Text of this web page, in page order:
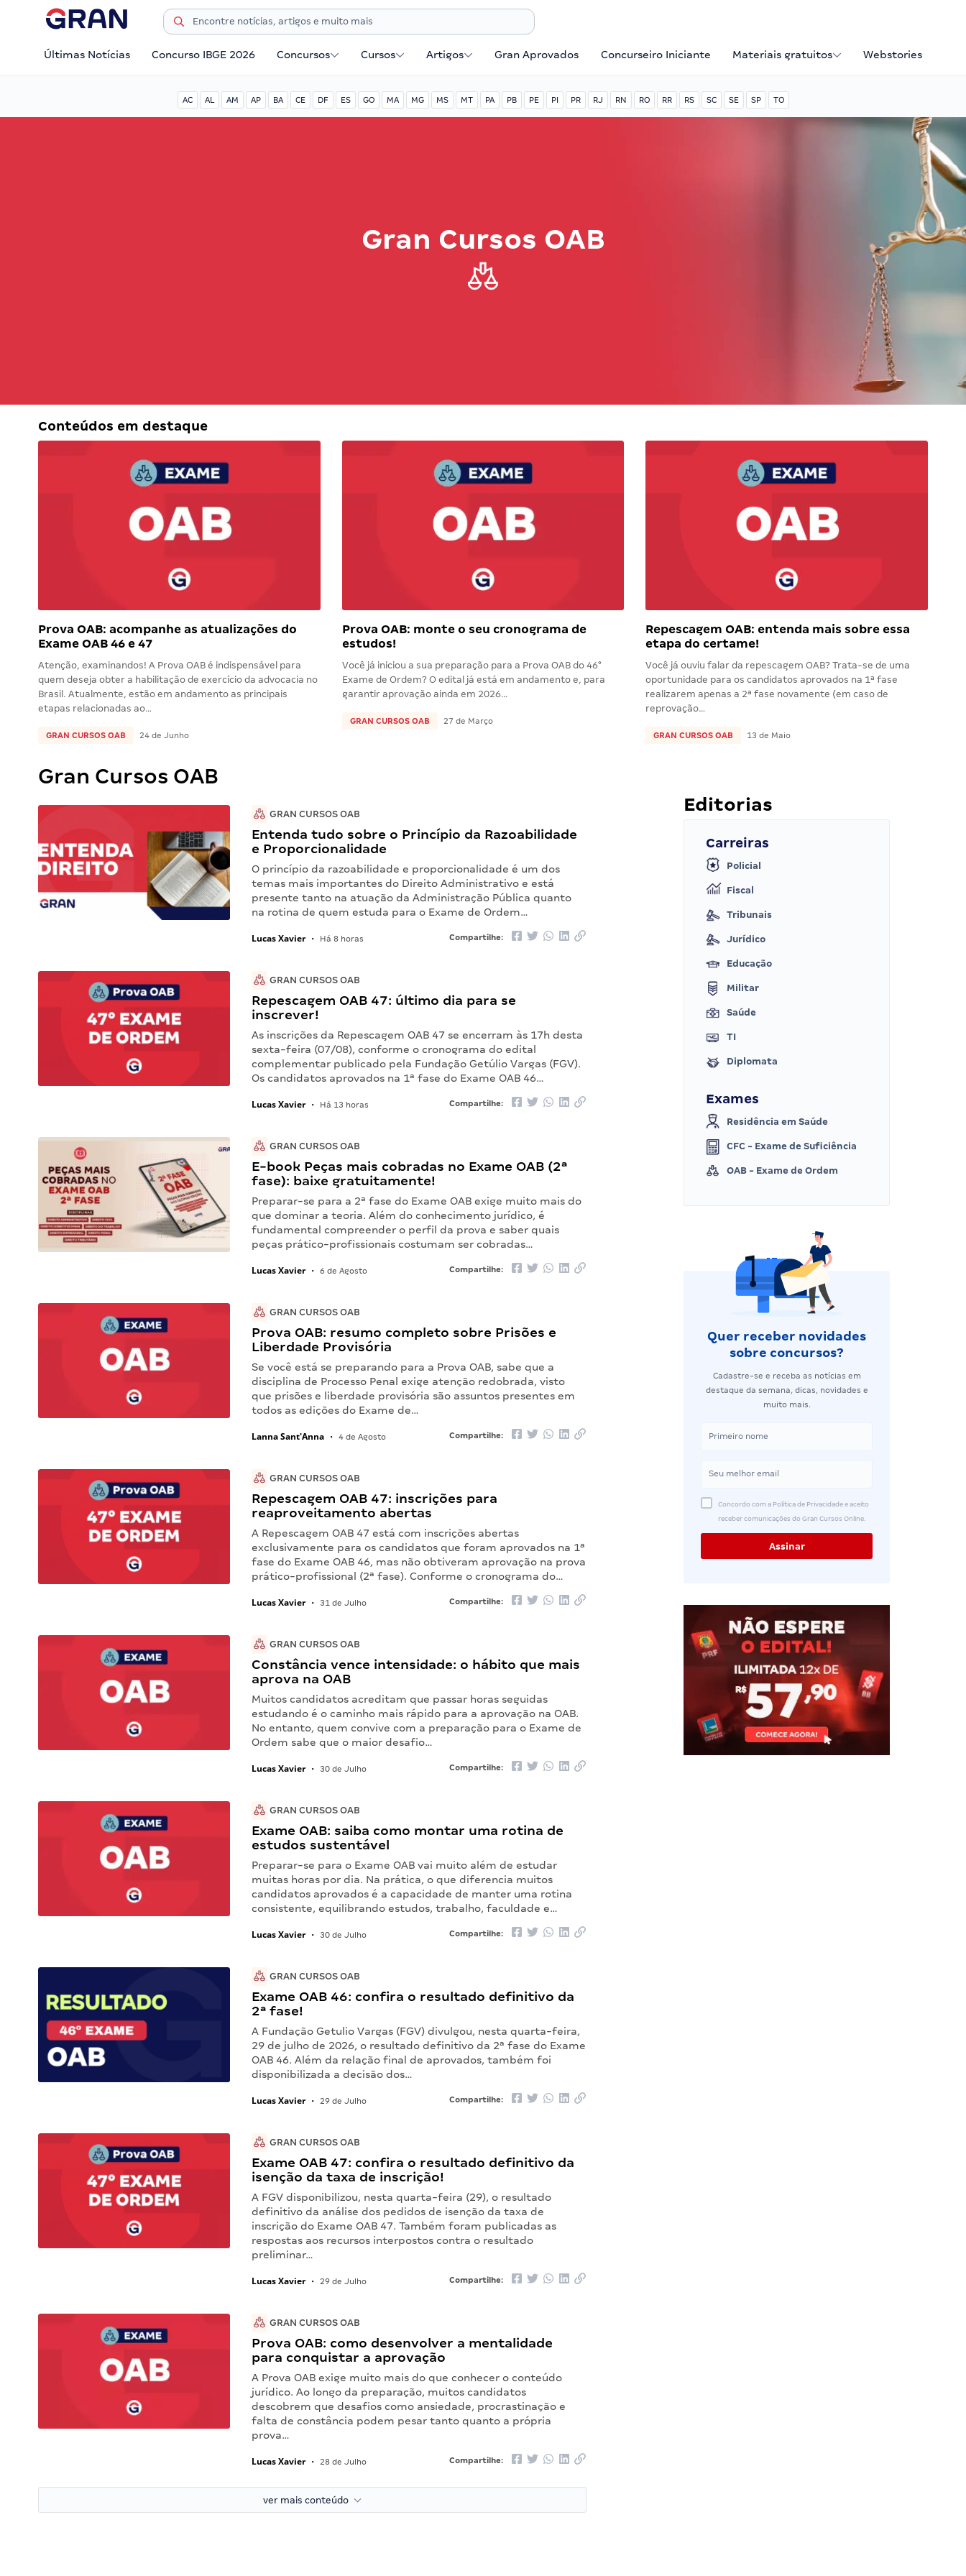
Últimas Notícias Concurso IBGE 2026 Concursos Cursos Artigos Gran Aprovados Concurseiro Iniciante Materiais gratuitos Webstories
AC AL AM AP BA CE DF ES GO MA MG MS MT PA PB PE PI PR RJ RN RO RR RS SC SE SP TO
Gran Cursos OAB
Conteúdos em destaque
Prova OAB: acompanhe as atualizações do
Exame OAB 46 e 47
Atenção, examinandos! A Prova OAB é indispensável para
quem deseja obter a habilitação de exercício da advocacia no
Brasil. Atualmente, estão em andamento as principais
etapas relacionadas ao…
GRAN CURSOS OAB 24 de Junho
Prova OAB: monte o seu cronograma de
estudos!
Você já iniciou a sua preparação para a Prova OAB do 46°
Exame de Ordem? O edital já está em andamento e, para
garantir aprovação ainda em 2026…
GRAN CURSOS OAB 27 de Março
Repescagem OAB: entenda mais sobre essa
etapa do certame!
Você já ouviu falar da repescagem OAB? Trata-se de uma
oportunidade para os candidatos aprovados na 1ª fase
realizarem apenas a 2ª fase novamente (em caso de
reprovação…
GRAN CURSOS OAB 13 de Maio
Gran Cursos OAB
GRAN CURSOS OAB
Entenda tudo sobre o Princípio da Razoabilidade
e Proporcionalidade
O princípio da razoabilidade e proporcionalidade é um dos
temas mais importantes do Direito Administrativo e está
presente tanto na atuação da Administração Pública quanto
na rotina de quem estuda para o Exame de Ordem…
Lucas Xavier • Há 8 horas Compartilhe:
GRAN CURSOS OAB
Repescagem OAB 47: último dia para se
inscrever!
As inscrições da Repescagem OAB 47 se encerram às 17h desta
sexta-feira (07/08), conforme o cronograma do edital
complementar publicado pela Fundação Getúlio Vargas (FGV).
Os candidatos aprovados na 1ª fase do Exame OAB 46…
Lucas Xavier • Há 13 horas Compartilhe:
GRAN CURSOS OAB
E-book Peças mais cobradas no Exame OAB (2ª
fase): baixe gratuitamente!
Preparar-se para a 2ª fase do Exame OAB exige muito mais do
que dominar a teoria. Além do conhecimento jurídico, é
fundamental compreender o perfil da prova e saber quais
peças prático-profissionais costumam ser cobradas…
Lucas Xavier • 6 de Agosto Compartilhe:
GRAN CURSOS OAB
Prova OAB: resumo completo sobre Prisões e
Liberdade Provisória
Se você está se preparando para a Prova OAB, sabe que a
disciplina de Processo Penal exige atenção redobrada, visto
que prisões e liberdade provisória são assuntos presentes em
todos as edições do Exame de…
Lanna Sant'Anna • 4 de Agosto Compartilhe:
GRAN CURSOS OAB
Repescagem OAB 47: inscrições para
reaproveitamento abertas
A Repescagem OAB 47 está com inscrições abertas
exclusivamente para os candidatos que foram aprovados na 1ª
fase do Exame OAB 46, mas não obtiveram aprovação na prova
prático-profissional (2ª fase). Conforme o cronograma do…
Lucas Xavier • 31 de Julho Compartilhe:
GRAN CURSOS OAB
Constância vence intensidade: o hábito que mais
aprova na OAB
Muitos candidatos acreditam que passar horas seguidas
estudando é o caminho mais rápido para a aprovação na OAB.
No entanto, quem convive com a preparação para o Exame de
Ordem sabe que o maior desafio…
Lucas Xavier • 30 de Julho Compartilhe:
GRAN CURSOS OAB
Exame OAB: saiba como montar uma rotina de
estudos sustentável
Preparar-se para o Exame OAB vai muito além de estudar
muitas horas por dia. Na prática, o que diferencia muitos
candidatos aprovados é a capacidade de manter uma rotina
consistente, equilibrando estudos, trabalho, faculdade e…
Lucas Xavier • 30 de Julho Compartilhe:
GRAN CURSOS OAB
Exame OAB 46: confira o resultado definitivo da
2ª fase!
A Fundação Getulio Vargas (FGV) divulgou, nesta quarta-feira,
29 de julho de 2026, o resultado definitivo da 2ª fase do Exame
OAB 46. Além da relação final de aprovados, também foi
disponibilizada a decisão dos…
Lucas Xavier • 29 de Julho Compartilhe:
GRAN CURSOS OAB
Exame OAB 47: confira o resultado definitivo da
isenção da taxa de inscrição!
A FGV disponibilizou, nesta quarta-feira (29), o resultado
definitivo da análise dos pedidos de isenção da taxa de
inscrição do Exame OAB 47. Também foram publicadas as
respostas aos recursos interpostos contra o resultado
preliminar…
Lucas Xavier • 29 de Julho Compartilhe:
GRAN CURSOS OAB
Prova OAB: como desenvolver a mentalidade
para conquistar a aprovação
A Prova OAB exige muito mais do que conhecer o conteúdo
jurídico. Ao longo da preparação, muitos candidatos
descobrem que desafios como ansiedade, procrastinação e
falta de constância podem pesar tanto quanto a própria
prova…
Lucas Xavier • 28 de Julho Compartilhe:
ver mais conteúdo
Editorias
Carreiras
Policial
Fiscal
Tribunais
Jurídico
Educação
Militar
Saúde
TI
Diplomata
Exames
Residência em Saúde
CFC - Exame de Suficiência
OAB - Exame de Ordem
Quer receber novidades
sobre concursos?
Cadastre-se e receba as notícias em
destaque da semana, dicas, novidades e
muito mais.
Concordo com a Política de Privacidade e aceito
receber comunicações do Gran Cursos Online.